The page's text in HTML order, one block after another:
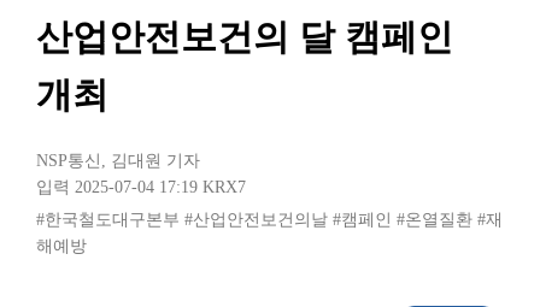
산업안전보건의 달 캠페인
개최
NSP통신 , 김대원 기자
입력 2025-07-04 17:19 KRX7
#한국철도대구본부 #산업안전보건의날 #캠페인 #온열질환 #재
해예방